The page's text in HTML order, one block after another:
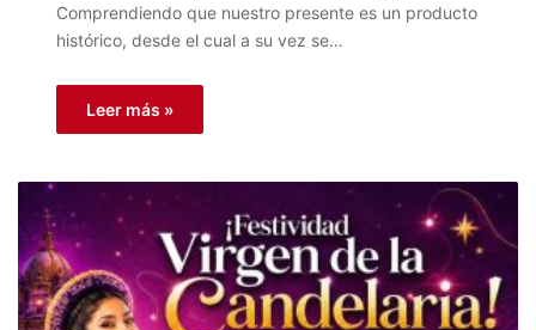
Comprendiendo que nuestro presente es un producto
histórico, desde el cual a su vez se…
Leer más »